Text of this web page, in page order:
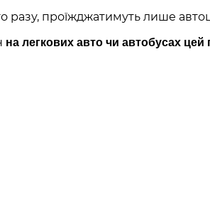
разу, проїжджатимуть лише
на легкових авто чи автобусах цей